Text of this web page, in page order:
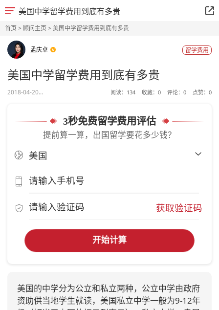
美国中学留学费用到底有多贵
首页> 顾问主页> 美国中学留学费用到底有多贵
孟庆卓 留学费用
美国中学留学费用到底有多贵
2018-04-20... 阅读： 134 收藏： 0 评论： 0 点赞： 0
3秒免费留学费用评估
提前算一算，出国留学要花多少钱？
获取验证码
开始计算
美国的中学分为公立和私立两种，公立中学由政府
资助供当地学生就读，美国私立中学一般为9-12年